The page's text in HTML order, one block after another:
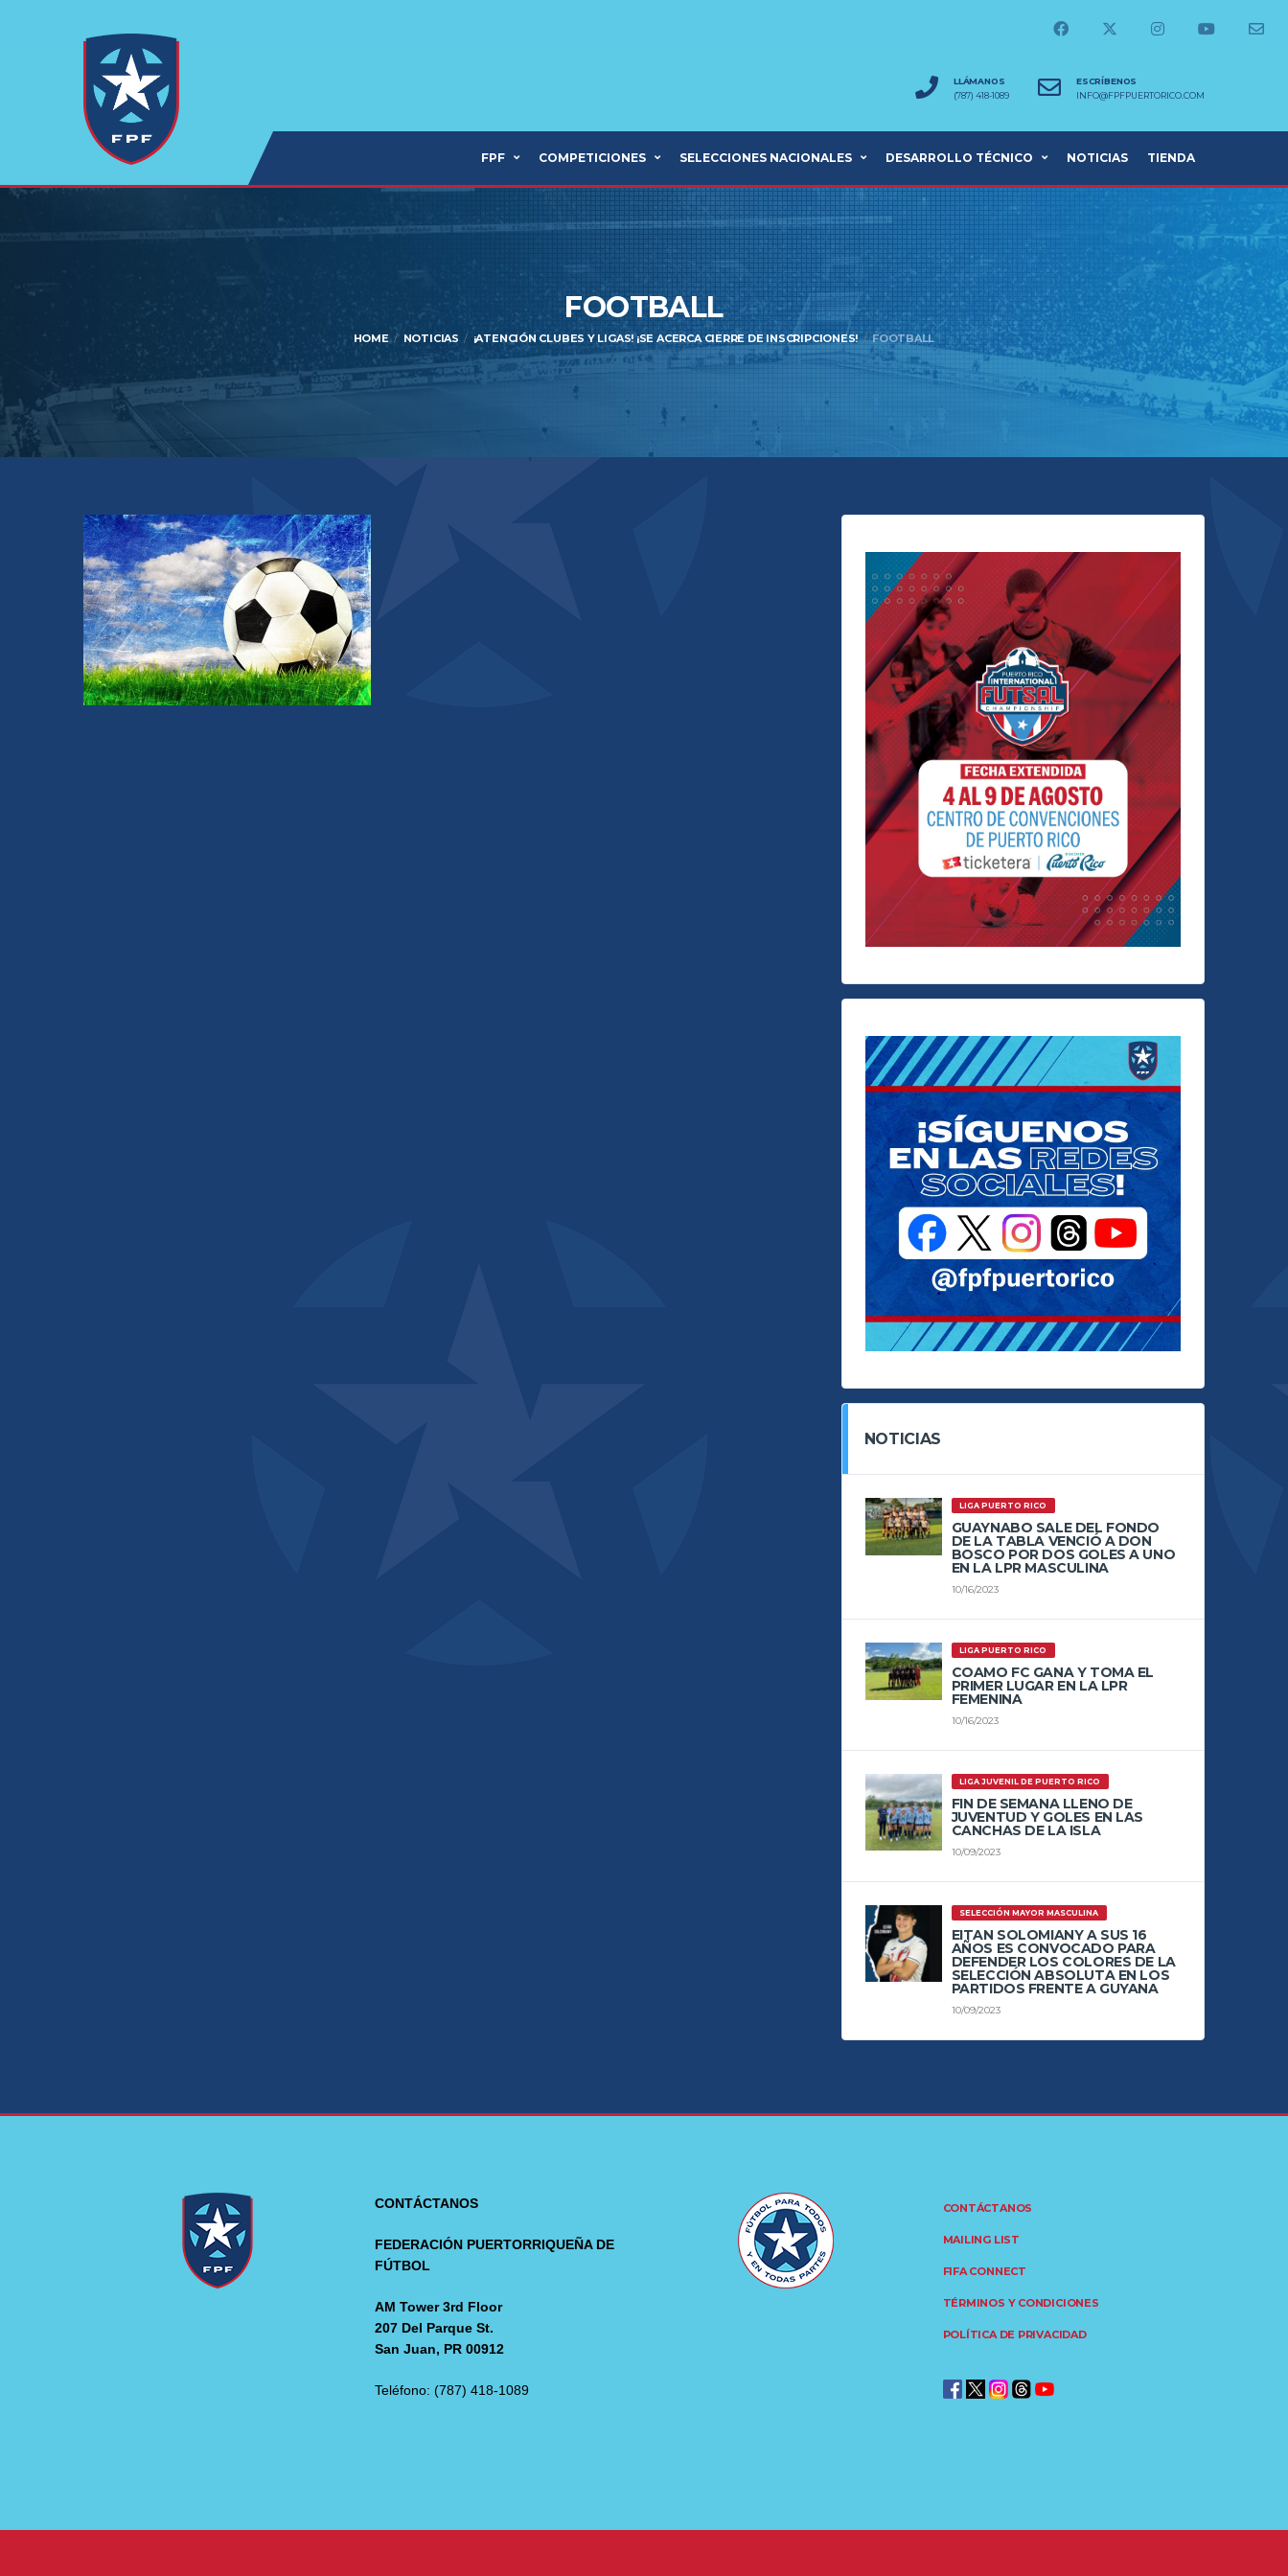
LLÁMANOS
(787) 418-1089
ESCRÍBENOS
INFO@FPFPUERTORICO.COM
FPF COMPETICIONES SELECCIONES NACIONALES DESARROLLO TÉCNICO NOTICIAS TIENDA
FOOTBALL
HOME NOTICIAS ¡ATENCIÓN CLUBES Y LIGAS! ¡SE ACERCA CIERRE DE INSCRIPCIONES! FOOTBALL
NOTICIAS
LIGA PUERTO RICO
GUAYNABO SALE DEL FONDO
DE LA TABLA VENCIÓ A DON
BOSCO POR DOS GOLES A UNO
EN LA LPR MASCULINA
10/16/2023
LIGA PUERTO RICO
COAMO FC GANA Y TOMA EL
PRIMER LUGAR EN LA LPR
FEMENINA
10/16/2023
LIGA JUVENIL DE PUERTO RICO
FIN DE SEMANA LLENO DE
JUVENTUD Y GOLES EN LAS
CANCHAS DE LA ISLA
10/09/2023
SELECCIÓN MAYOR MASCULINA
EITAN SOLOMIANY A SUS 16
AÑOS ES CONVOCADO PARA
DEFENDER LOS COLORES DE LA
SELECCIÓN ABSOLUTA EN LOS
PARTIDOS FRENTE A GUYANA
10/09/2023
CONTÁCTANOS
FEDERACIÓN PUERTORRIQUEÑA DE
FÚTBOL
AM Tower 3rd Floor
207 Del Parque St.
San Juan, PR 00912
Teléfono: (787) 418-1089
CONTÁCTANOS
MAILING LIST
FIFA CONNECT
TÉRMINOS Y CONDICIONES
POLÍTICA DE PRIVACIDAD